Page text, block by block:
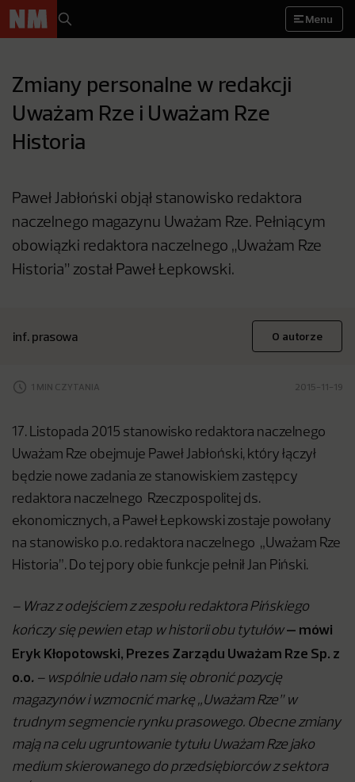
Menu
Zmiany personalne w redakcji
Uważam Rze i Uważam Rze
Historia
Paweł Jabłoński objął stanowisko redaktora
naczelnego magazynu Uważam Rze. Pełniącym
obowiązki redaktora naczelnego „Uważam Rze
Historia” został Paweł Łepkowski.
inf. prasowa O autorze
1 MIN CZYTANIA 2015-11-19
17. Listopada 2015 stanowisko redaktora naczelnego
Uważam Rze obejmuje Paweł Jabłoński, który łączył
będzie nowe zadania ze stanowiskiem zastępcy
redaktora naczelnego Rzeczpospolitej ds.
ekonomicznych, a Paweł Łepkowski zostaje powołany
na stanowisko p.o. redaktora naczelnego „Uważam Rze
Historia”. Do tej pory obie funkcje pełnił Jan Piński.
– Wraz z odejściem z zespołu redaktora Pińskiego
kończy się pewien etap w historii obu tytułów– mówi
Eryk Kłopotowski, Prezes Zarządu Uważam Rze Sp. z
o.o. – wspólnie udało nam się obronić pozycję
magazynów i wzmocnić markę „Uważam Rze” w
trudnym segmencie rynku prasowego. Obecne zmiany
mają na celu ugruntowanie tytułu Uważam Rze jako
medium skierowanego do przedsiębiorców z sektora